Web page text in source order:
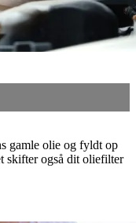
gamle olie og fyldt op
skifter også dit oliefilter